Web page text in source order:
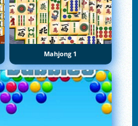
Mahjong 1